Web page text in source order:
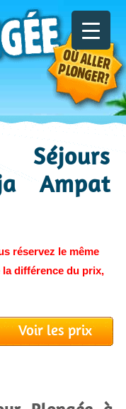
Séjours
Ampat
réservez le même
la différence du prix,
Voir les prix